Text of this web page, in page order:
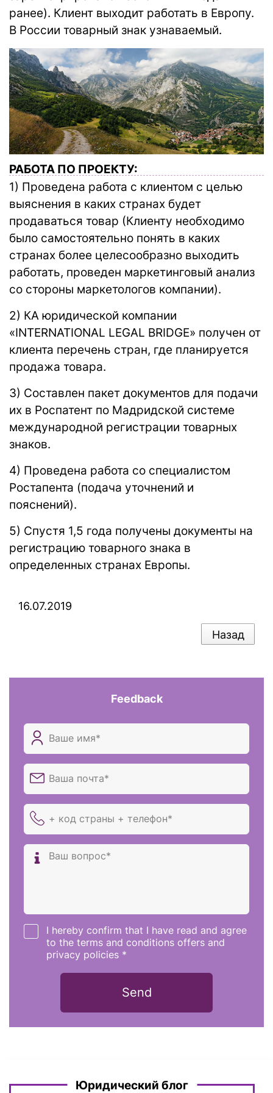
ранее). Клиент выходит работать в Европу.
В России товарный знак узнаваемый.
РАБОТА ПО ПРОЕКТУ:
1) Проведена работа с клиентом с целью
выяснения в каких странах будет
продаваться товар (Клиенту необходимо
было самостоятельно понять в каких
странах более целесообразно выходить
работать, проведен маркетинговый анализ
со стороны маркетологов компании).
2) КА юридической компании
«INTERNATIONAL LEGAL BRIDGE» получен от
клиента перечень стран, где планируется
продажа товара.
3) Составлен пакет документов для подачи
их в Роспатент по Мадридской системе
международной регистрации товарных
знаков.
4) Проведена работа со специалистом
Ростапента (подача уточнений и
пояснений).
5) Спустя 1,5 года получены документы на
регистрацию товарного знака в
определенных странах Европы.
16.07.2019
Назад
Feedback
I hereby confirm that I have read and agree
to the terms and conditions offers and
privacy policies *
Send
Юридический блог